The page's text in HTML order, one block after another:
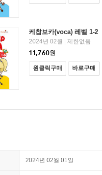
케찹보카(voca) 레벨 1-2
2024년 02월 | 제한없음
11,760원
원클릭구매 바로구매
2024년 02월 01일